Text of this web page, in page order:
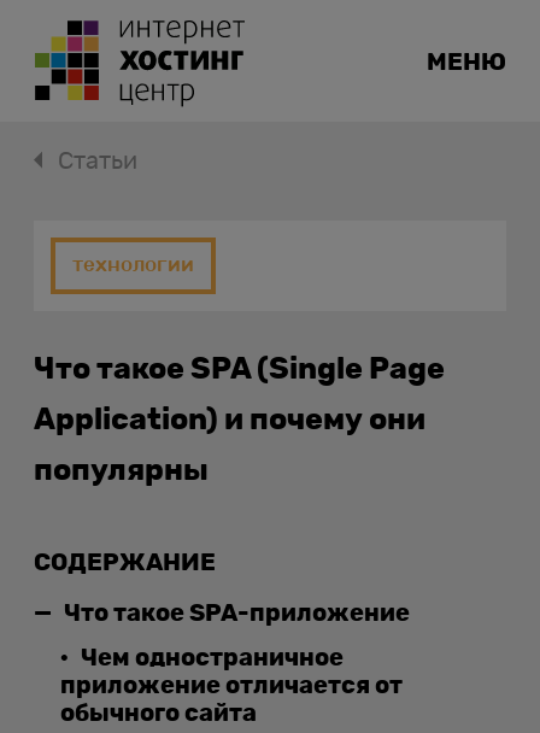
МЕНЮ
Статьи
технологии
Что такое SPA (Single Page
Application) и почему они
популярны
СОДЕРЖАНИЕ
Что такое SPA-приложение
Чем одностраничное
приложение отличается от
обычного сайта